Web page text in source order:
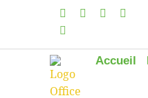
Accueil